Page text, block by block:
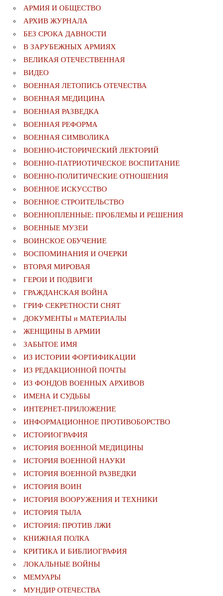
АРМИЯ И ОБЩЕСТВО
АРХИВ ЖУРНАЛА
БЕЗ СРОКА ДАВНОСТИ
В ЗАРУБЕЖНЫХ АРМИЯХ
ВЕЛИКАЯ ОТЕЧЕСТВЕННАЯ
ВИДЕО
ВОЕННАЯ ЛЕТОПИСЬ ОТЕЧЕСТВА
ВОЕННАЯ МЕДИЦИНА
ВОЕННАЯ РАЗВЕДКА
ВОЕННАЯ РЕФОРМА
ВОЕННАЯ СИМВОЛИКА
ВОЕННО-ИСТОРИЧЕСКИЙ ЛЕКТОРИЙ
ВОЕННО-ПАТРИОТИЧЕСКОЕ ВОСПИТАНИЕ
ВОЕННО-ПОЛИТИЧЕСКИE ОТНОШЕНИЯ
ВОЕННОЕ ИСКУССТВО
ВОЕННОЕ СТРОИТЕЛЬСТВО
ВОЕННОПЛЕННЫЕ: ПРОБЛЕМЫ И РЕШЕНИЯ
ВОЕННЫЕ МУЗЕИ
ВОИНСКОЕ ОБУЧЕНИЕ
ВОСПОМИНАНИЯ И ОЧЕРКИ
ВТОРАЯ МИРОВАЯ
ГЕРОИ И ПОДВИГИ
ГРАЖДАНСКАЯ ВОЙНА
ГРИФ СЕКРЕТНОСТИ СНЯТ
ДОКУМЕНТЫ и МАТЕРИАЛЫ
ЖЕНЩИНЫ В АРМИИ
ЗАБЫТОЕ ИМЯ
ИЗ ИСТОРИИ ФОРТИФИКАЦИИ
ИЗ РЕДАКЦИОННОЙ ПОЧТЫ
ИЗ ФОНДОВ ВОЕННЫХ АРХИВОВ
ИМЕНА И СУДЬБЫ
ИНТЕРНЕТ-ПРИЛОЖЕНИЕ
ИНФОРМАЦИОННОЕ ПРОТИВОБОРСТВО
ИСТОРИОГРАФИЯ
ИСТОРИЯ ВОЕННОЙ МЕДИЦИНЫ
ИСТОРИЯ ВОЕННОЙ НАУКИ
ИСТОРИЯ ВОЕННОЙ РАЗВЕДКИ
ИСТОРИЯ ВОИН
ИСТОРИЯ ВООРУЖЕНИЯ И ТЕХНИКИ
ИСТОРИЯ ТЫЛА
ИСТОРИЯ: ПРОТИВ ЛЖИ
КНИЖНАЯ ПОЛКА
КРИТИКА И БИБЛИОГРАФИЯ
ЛОКАЛЬНЫЕ ВОЙНЫ
МЕМУАРЫ
МУНДИР ОТЕЧЕСТВА